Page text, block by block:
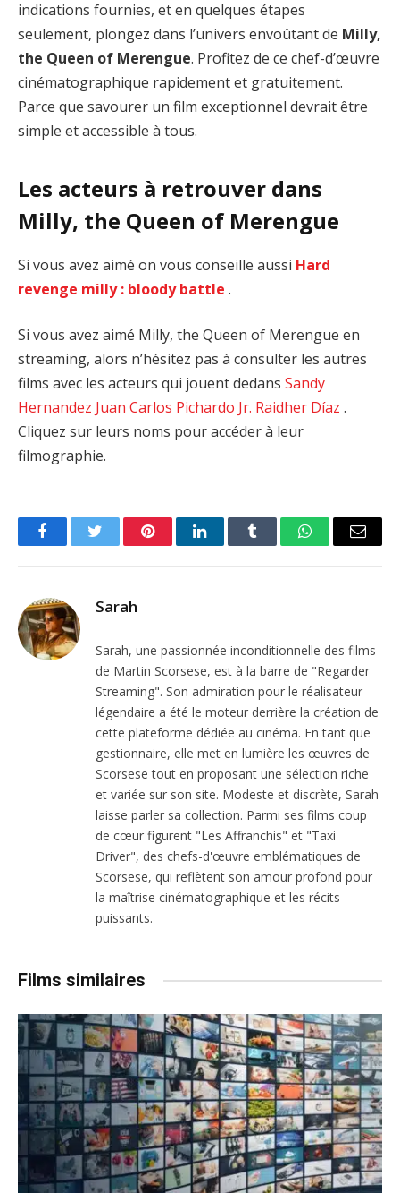
indications fournies, et en quelques étapes
seulement, plongez dans l’univers envoûtant de Milly,
the Queen of Merengue. Profitez de ce chef-d’œuvre
cinématographique rapidement et gratuitement.
Parce que savourer un film exceptionnel devrait être
simple et accessible à tous.
Les acteurs à retrouver dans
Milly, the Queen of Merengue
Si vous avez aimé on vous conseille aussi Hard
revenge milly : bloody battle .
Si vous avez aimé Milly, the Queen of Merengue en
streaming, alors n’hésitez pas à consulter les autres
films avec les acteurs qui jouent dedans Sandy
Hernandez Juan Carlos Pichardo Jr. Raidher Díaz .
Cliquez sur leurs noms pour accéder à leur
filmographie.
FacebookTwitter PinterestLinkedInTumblr WhatsAppEmail
Sarah
Sarah, une passionnée inconditionnelle des films
de Martin Scorsese, est à la barre de "Regarder
Streaming". Son admiration pour le réalisateur
légendaire a été le moteur derrière la création de
cette plateforme dédiée au cinéma. En tant que
gestionnaire, elle met en lumière les œuvres de
Scorsese tout en proposant une sélection riche
et variée sur son site. Modeste et discrète, Sarah
laisse parler sa collection. Parmi ses films coup
de cœur figurent "Les Affranchis" et "Taxi
Driver", des chefs-d'œuvre emblématiques de
Scorsese, qui reflètent son amour profond pour
la maîtrise cinématographique et les récits
puissants.
Films similaires